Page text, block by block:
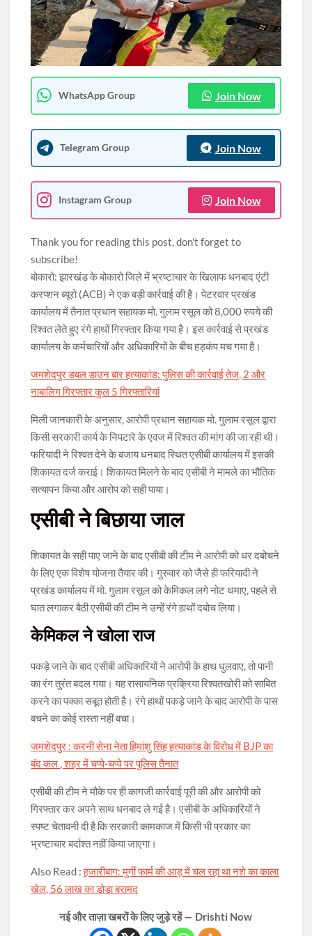
भगवान बिरसा मुंडा की विरासत को समर्पित भव्य जतरा का आगाज, मंत्री चमरा
लिंडा ने दिखाई हरी झंडी
दूसरी सोमवारी से पहले देवघर प्रशासन अलर्ट, डीसी-एसपी ने मेला क्षेत्र का
लिया जायजा
WhatsApp Group Join Now
Telegram Group Join Now
Instagram Group Join Now
Thank you for reading this post, don't forget to
subscribe!
बोकारो: झारखंड के बोकारो जिले में भ्रष्टाचार के खिलाफ धनबाद एंटी
करप्शन ब्यूरो (ACB) ने एक बड़ी कार्रवाई की है। पेटरवार प्रखंड
कार्यालय में तैनात प्रधान सहायक मो. गुलाम रसूल को 8,000 रुपये की
रिश्वत लेते हुए रंगे हाथों गिरफ्तार किया गया है। इस कार्रवाई से प्रखंड
कार्यालय के कर्मचारियों और अधिकारियों के बीच हड़कंप मच गया है।
जमशेदपुर डबल डाउन बार हत्याकांड: पुलिस की कार्रवाई तेज, 2 और
नाबालिग गिरफ्तार कुल 5 गिरफ्तारियां
मिली जानकारी के अनुसार, आरोपी प्रधान सहायक मो. गुलाम रसूल द्वारा
किसी सरकारी कार्य के निपटारे के एवज में रिश्वत की मांग की जा रही थी।
फरियादी ने रिश्वत देने के बजाय धनबाद स्थित एसीबी कार्यालय में इसकी
शिकायत दर्ज कराई। शिकायत मिलने के बाद एसीबी ने मामले का भौतिक
सत्यापन किया और आरोप को सही पाया।
एसीबी ने बिछाया जाल
शिकायत के सही पाए जाने के बाद एसीबी की टीम ने आरोपी को धर दबोचने
के लिए एक विशेष योजना तैयार की। गुरुवार को जैसे ही फरियादी ने
प्रखंड कार्यालय में मो. गुलाम रसूल को केमिकल लगे नोट थमाए, पहले से
घात लगाकर बैठी एसीबी की टीम ने उन्हें रंगे हाथों दबोच लिया।
केमिकल ने खोला राज
पकड़े जाने के बाद एसीबी अधिकारियों ने आरोपी के हाथ धुलवाए, तो पानी
का रंग तुरंत बदल गया। यह रासायनिक प्रक्रिया रिश्वतखोरी को साबित
करने का पक्का सबूत होती है। रंगे हाथों पकड़े जाने के बाद आरोपी के पास
बचने का कोई रास्ता नहीं बचा।
जमशेदपुर : करनी सेना नेता हिमांशु सिंह हत्याकांड के विरोध में BJP का
बंद कल , शहर में चप्पे-चप्पे पर पुलिस तैनात
एसीबी की टीम ने मौके पर ही कागजी कार्रवाई पूरी की और आरोपी को
गिरफ्तार कर अपने साथ धनबाद ले गई है। एसीबी के अधिकारियों ने
स्पष्ट चेतावनी दी है कि सरकारी कामकाज में किसी भी प्रकार का
भ्रष्टाचार बर्दाश्त नहीं किया जाएगा।
Also Read :हजारीबाग: मुर्गी फार्म की आड़ में चल रहा था नशे का काला
खेल, 56 लाख का डोडा बरामद
नई और ताज़ा खबरों के लिए जुड़े रहें — Drishti Now